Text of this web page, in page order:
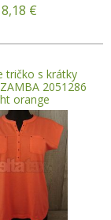
8,18 €
tričko s krátky
2051286
orange